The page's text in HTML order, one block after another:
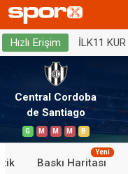
Hızlı Erişim İLK11 KUR
Central Cordoba
de Santiago
G M M M B
Baskı Haritası
Yeni